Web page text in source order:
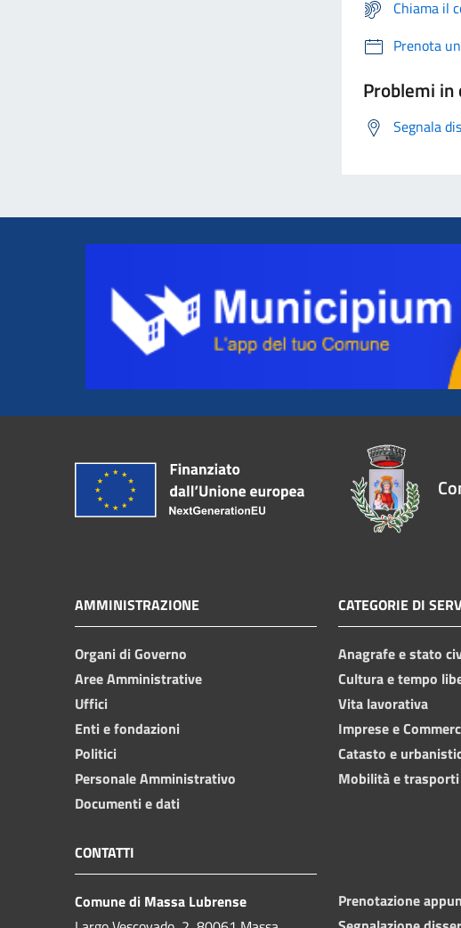
Chiama il
Prenota
Problemi
Segnala
AMMINISTRAZIONE
Organi di Governo
Aree Amministrative
Uffici
Enti e fondazioni
Politici
Personale Amministrativo
Documenti e dati
CATEGORIE DI
Anagrafe e stato
Cultura e tempo
Vita lavorativa
Imprese e
Catasto e
Mobilità e trasporti
CONTATTI
Comune di Massa Lubrense
Prenotazione